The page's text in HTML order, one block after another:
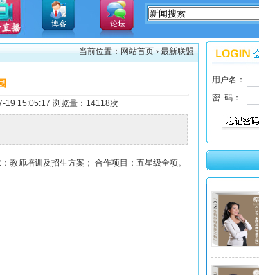
当前位置：网站首页› 最新联盟
19 15:05:17 浏览量：14118次
教师培训及招生方案； 合作项目：五星级全项。